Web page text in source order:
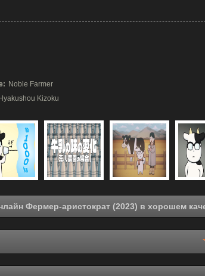
Noble Farmer
Hyakushou Kizoku
Смотреть онлайн Фермер-аристократ (2023) в